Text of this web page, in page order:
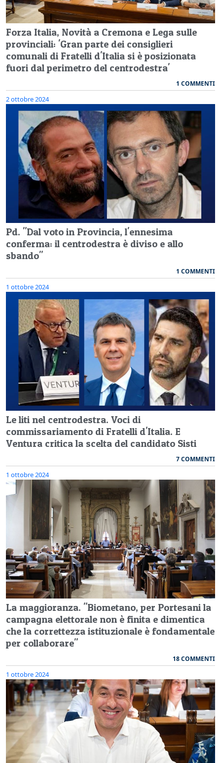
Forza Italia, Novità a Cremona e Lega sulle
provinciali: 'Gran parte dei consiglieri
comunali di Fratelli d'Italia si è posizionata
fuori dal perimetro del centrodestra'
1 COMMENTI
2 ottobre 2024
Pd. "Dal voto in Provincia, l'ennesima
conferma: il centrodestra è diviso e allo
sbando"
1 COMMENTI
1 ottobre 2024
Le liti nel centrodestra. Voci di
commissariamento di Fratelli d'Italia. E
Ventura critica la scelta del candidato Sisti
7 COMMENTI
1 ottobre 2024
La maggioranza. "Biometano, per Portesani la
campagna elettorale non è finita e dimentica
che la correttezza istituzionale è fondamentale
per collaborare"
18 COMMENTI
1 ottobre 2024